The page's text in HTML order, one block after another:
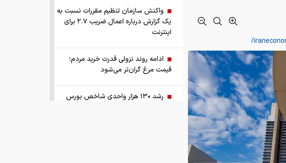
واکنش سازمان تنظیم مقررات نسبت به
یک گزارش درباره اعمال ضریب ۲.۷ برای
اینترنت
ادامه روند نزولی قدرت خرید مردم؛
قیمت مرغ گران‌تر می‌شود
رشد ۱۳۰ هزار واحدی شاخص بورس